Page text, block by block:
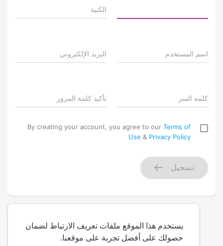
يستخدم هذا الموقع ملفات تعريف الارتباط لضمان
حصولك على أفضل تجربة على موقعنا.
الكنية
اسم المستخدم البريد الإلكتروني
كلمه السر تأكيد كلمة المرور
By creating your account, you agree to our Terms of
Use & Privacy Policy
تسجيل